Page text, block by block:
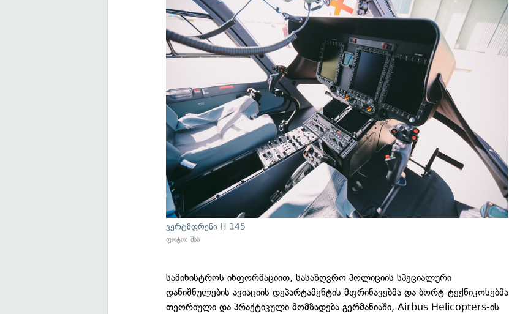
ვერტმფრენი H 145
ფოტო: შსს
სამინისტროს ინფორმაციით, სასაზღვრო პოლიციის სპეციალური
დანიშნულების ავიაციის დეპარტამენტის მფრინავებმა და ბორტ-ტექნიკოსებმა
თეორიული და პრაქტიკული მომზადება გერმანიაში, Airbus Helicopters-ის